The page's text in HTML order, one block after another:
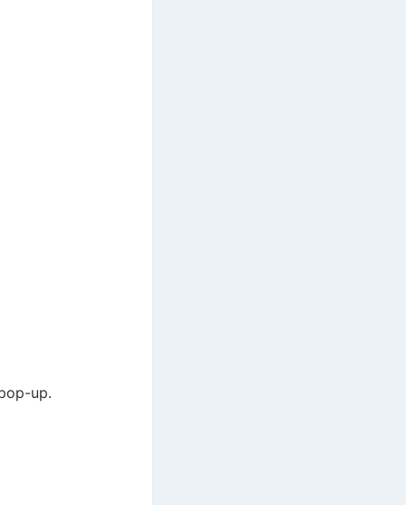
up.